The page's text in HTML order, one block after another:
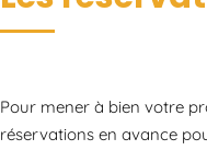
Pour mener à bien votre
réservations en avance